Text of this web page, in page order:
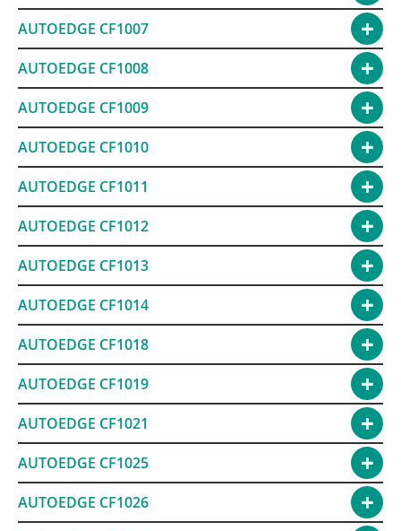
AUTOEDGE CF1007
AUTOEDGE CF1008
AUTOEDGE CF1009
AUTOEDGE CF1010
AUTOEDGE CF1011
AUTOEDGE CF1012
AUTOEDGE CF1013
AUTOEDGE CF1014
AUTOEDGE CF1018
AUTOEDGE CF1019
AUTOEDGE CF1021
AUTOEDGE CF1025
AUTOEDGE CF1026